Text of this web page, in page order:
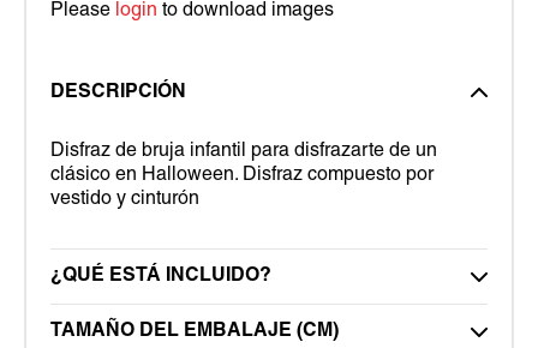
Please login to download images
DESCRIPCIÓN
Disfraz de bruja infantil para disfrazarte de un
clásico en Halloween. Disfraz compuesto por
vestido y cinturón
¿QUÉ ESTÁ INCLUIDO?
TAMAÑO DEL EMBALAJE (CM)